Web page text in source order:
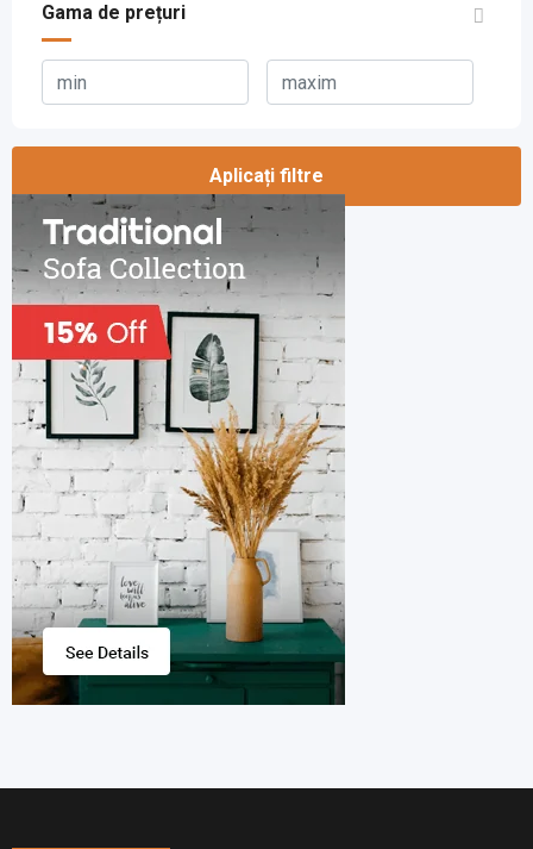
Gama de prețuri
Aplicați filtre